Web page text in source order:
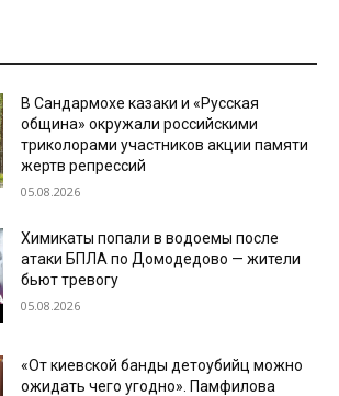
В Сандармохе казаки и «Русская
община» окружали российскими
триколорами участников акции памяти
жертв репрессий
05.08.2026
Химикаты попали в водоемы после
атаки БПЛА по Домодедово — жители
бьют тревогу
05.08.2026
«От киевской банды детоубийц можно
ожидать чего угодно». Памфилова